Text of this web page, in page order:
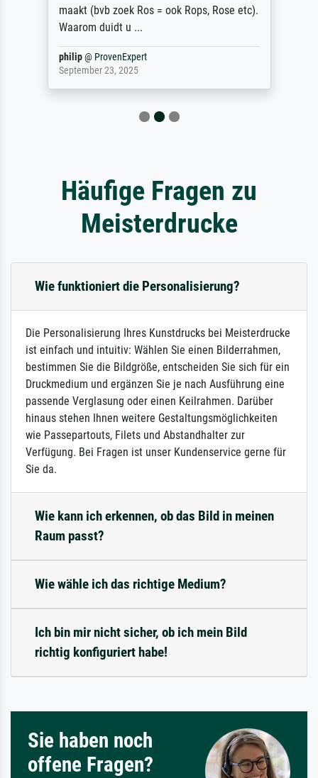
maakt (bvb zoek Ros = ook Rops, Rose etc).
Waarom duidt u ...
philip@ ProvenExpert
September 23, 2025
Häufige Fragen zu
Meisterdrucke
Wie funktioniert die Personalisierung?
Die Personalisierung Ihres Kunstdrucks bei Meisterdrucke
ist einfach und intuitiv: Wählen Sie einen Bilderrahmen,
bestimmen Sie die Bildgröße, entscheiden Sie sich für ein
Druckmedium und ergänzen Sie je nach Ausführung eine
passende Verglasung oder einen Keilrahmen. Darüber
hinaus stehen Ihnen weitere Gestaltungsmöglichkeiten
wie Passepartouts, Filets und Abstandhalter zur
Verfügung. Bei Fragen ist unser Kundenservice gerne für
Sie da.
Wie kann ich erkennen, ob das Bild in meinen
Raum passt?
Wie wähle ich das richtige Medium?
Ich bin mir nicht sicher, ob ich mein Bild
richtig konfiguriert habe!
Sie haben noch
offene Fragen?